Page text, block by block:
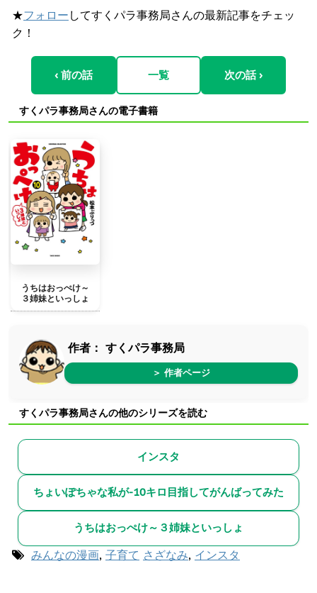
★フォロー してすくパラ事務局さんの最新記事をチェッ
ク！
‹ 前の話 一覧 次の話 ›
すくパラ事務局さんの電子書籍
うちはおっぺけ～
３姉妹といっしょ
作者： すくパラ事務局
＞ 作者ページ
すくパラ事務局さんの他のシリーズを読む
インスタ
ちょいぽちゃな私が-10キロ目指してがんばってみた
うちはおっぺけ～３姉妹といっしょ
みんなの漫画, 子育て さざなみ, インスタ